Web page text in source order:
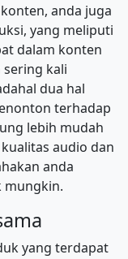
anda juga
yang meliputi
dalam konten
kali
dua hal
terhadap
lebih mudah
audio dan
anda
mungkin.
yang terdapat